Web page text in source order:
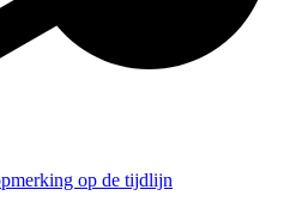
op de tijdlijn